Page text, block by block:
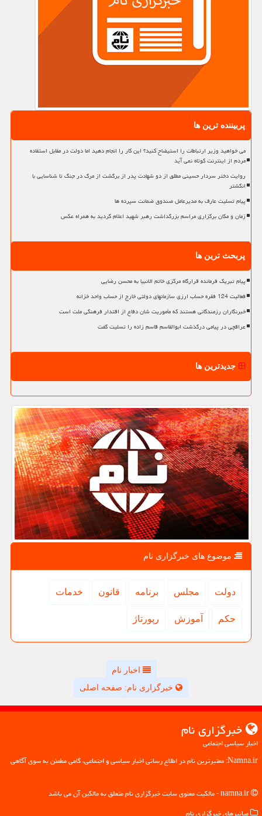
پربیننده ترین ها
می خواهید وزیر ارتباطات را استیضاح کنید؟ این کار را انجام دهید اما دولت در مقابل استفاده
مردم از اینترنت کوتاه نمی آید
روایت دختر سردار حسینی مطلق از دو شهادت پدر از برگشت از مرگ در جنگ تا شناسایی با
انگشتر
پیام تسلیت عارف به مدیرعامل صندوق ضمانت سپرده ها
زمان و مکان برگزاری مراسم بزرگداشت رهبر شهید اعلام گردید به همراه عکس
پربحث ترین ها
پیام تبریک فرمانده قرارگاه مرکزی خاتم الانبیا به محسن رضایی
فعالیت 124 فقره حساب ارزی سازمانهای دولتی خارج از حساب واحد خزانه
خبرنگاران رزمندگانی هستند که مأموریت شان دفاع از اقتدار فرهنگی ملت است
عراقچی در پیامی درگذشت ابوالقاسم قاسم زاده را تسلیت گفت
جدیدترین ها
موضوع های خبرگزاری نام
دولت مجلس برنامه قانون خدمات
حكم آموزش رپورتاژ
اخبار نام
خبرگزاری نام: صفحه اصلی
خبرگزاری نام
اخبار سیاسی اجتماعی
Namna.ir: معتبرترین نام در اطلاع رسانی اخبار سیاسی و اجتماعی، گامی مطمئن به سوی آگاهی